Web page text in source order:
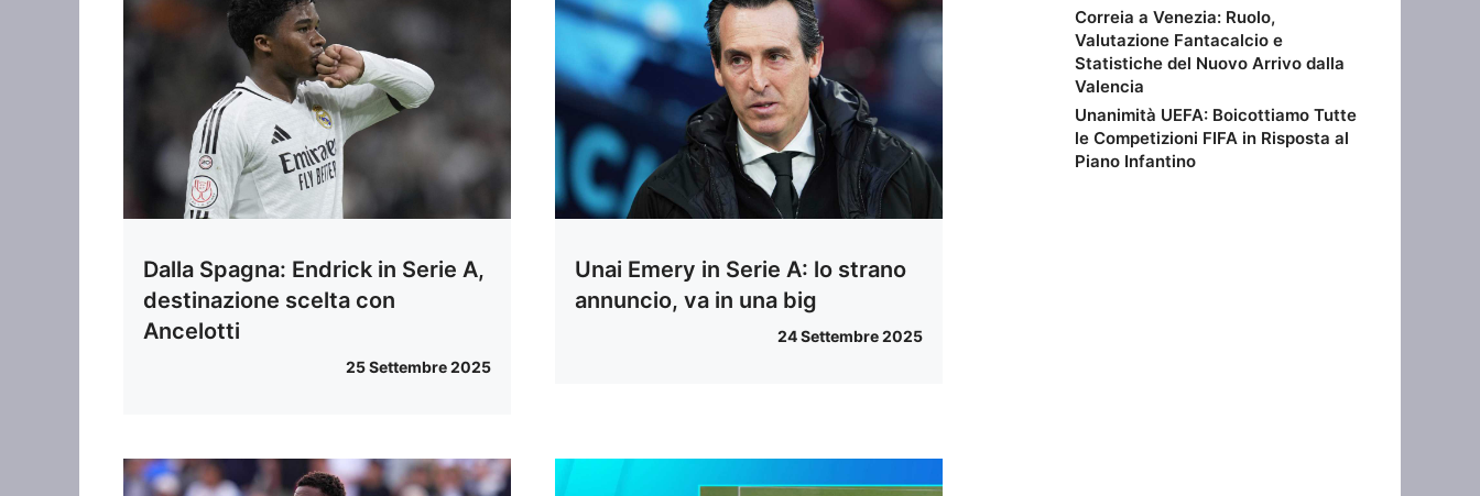
Dalla Spagna: Endrick in Serie A,
destinazione scelta con
Ancelotti
25 Settembre 2025
Unai Emery in Serie A: lo strano
annuncio, va in una big
24 Settembre 2025
Correia a Venezia: Ruolo,
Valutazione Fantacalcio e
Statistiche del Nuovo Arrivo dalla
Valencia
Unanimità UEFA: Boicottiamo Tutte
le Competizioni FIFA in Risposta al
Piano Infantino